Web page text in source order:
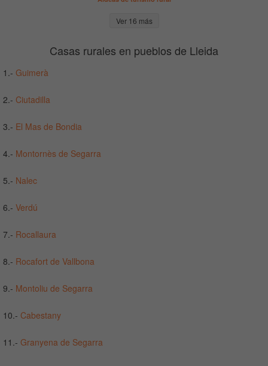
Ver 16 más
Casas rurales en pueblos de Lleida
1.- Guimerà
2.- Ciutadilla
3.- El Mas de Bondia
4.- Montornès de Segarra
5.- Nalec
6.- Verdú
7.- Rocallaura
8.- Rocafort de Vallbona
9.- Montoliu de Segarra
10.- Cabestany
11.- Granyena de Segarra